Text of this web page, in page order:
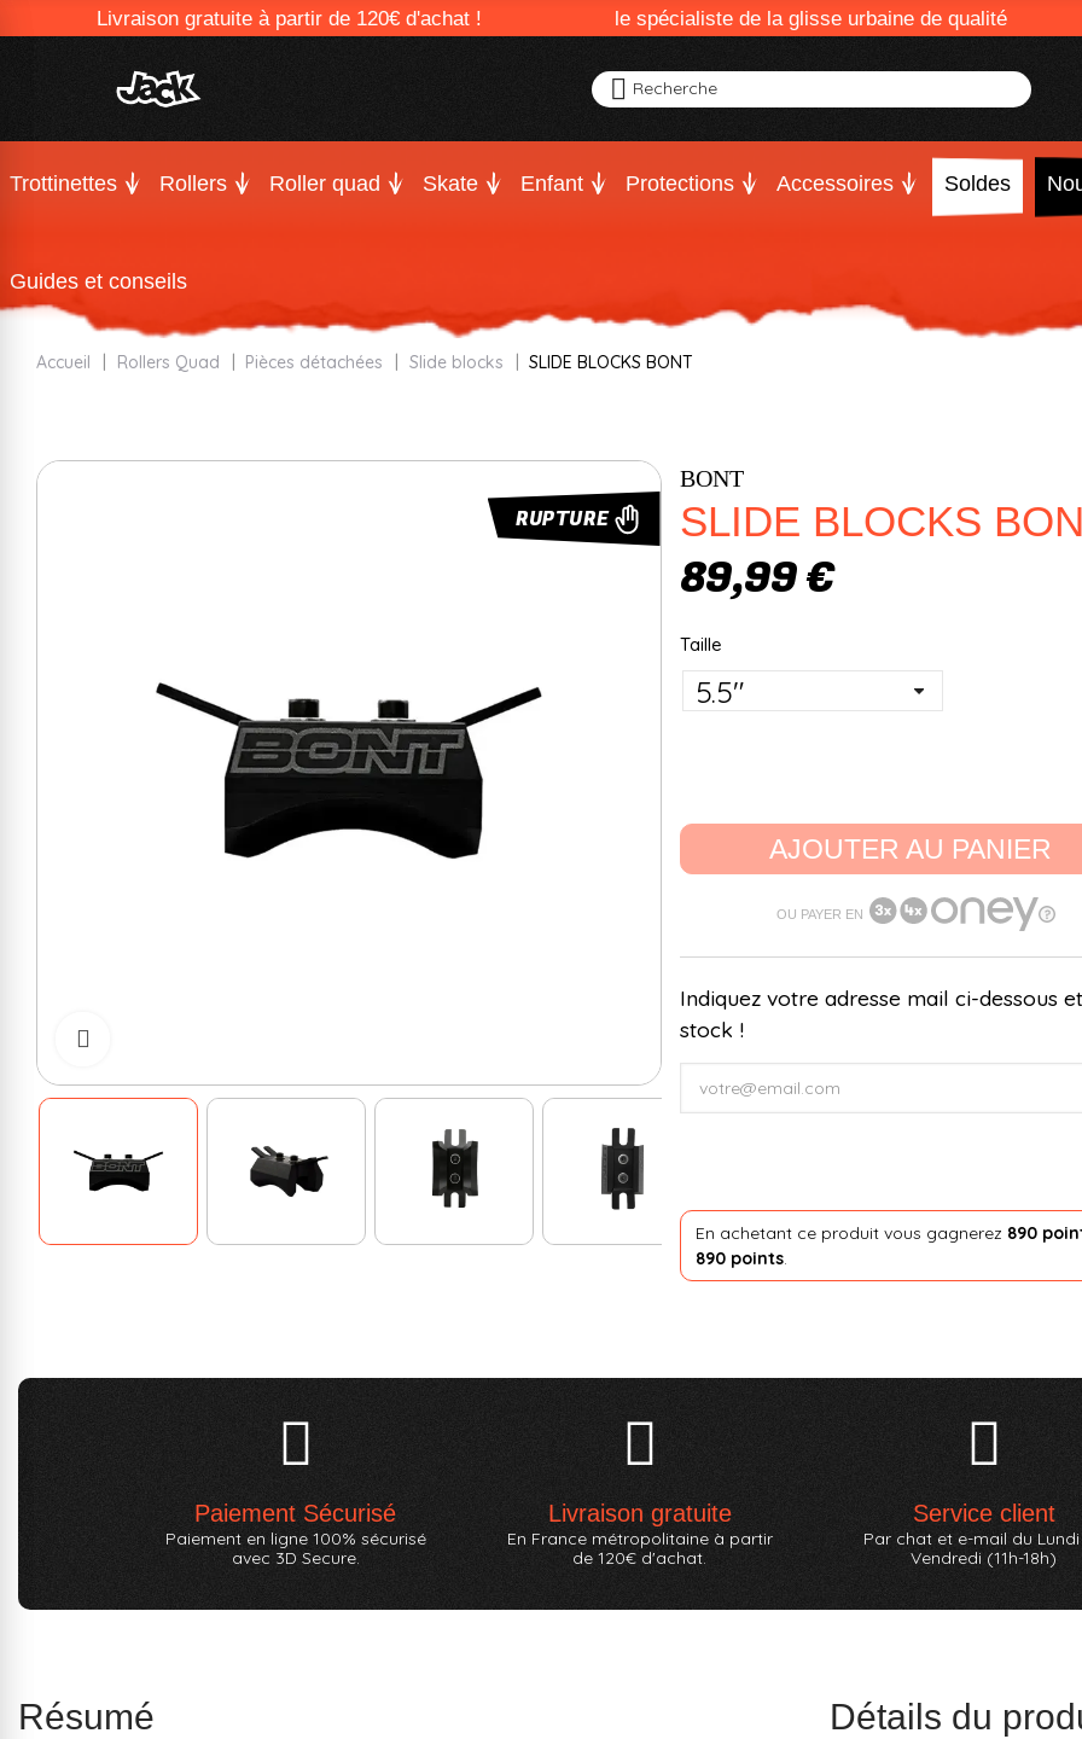
Livraison gratuite à partir de 120€ d'achat ! le spécialiste de la glisse urbaine de qualité
Recherche
Trottinettes Rollers Roller quad Skate Enfant Protections Accessoires Soldes
Guides et conseils
Accueil Rollers Quad Pièces détachées Slide blocks SLIDE BLOCKS BONT
RUPTURE
BONT
SLIDE BLOCKS
89,99 €
Taille
AJOUTER AU PANIER
OU PAYER EN
Indiquez votre adresse mail ci-dessous
stock !
En achetant ce produit vous gagnerez 890
890 points.
Paiement Sécurisé
Paiement en ligne 100% sécurisé
avec 3D Secure.
Livraison gratuite
En France métropolitaine à partir
de 120€ d'achat.
Service client
Par chat et e-mail du
Vendredi (11h-18h)
Résumé Détails du